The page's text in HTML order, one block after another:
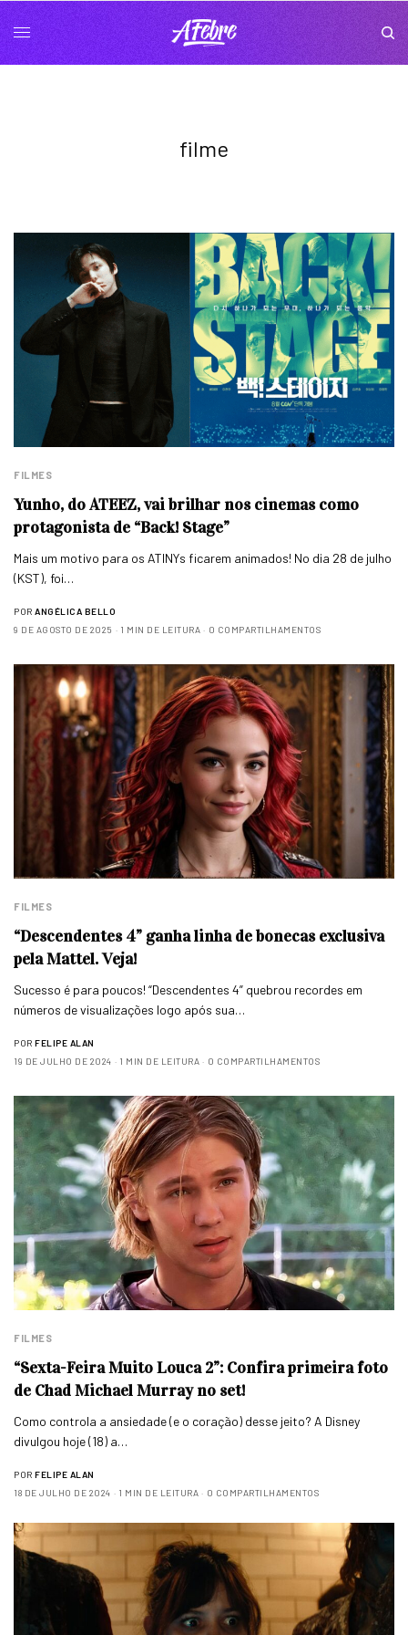
filme
FILMES
Yunho, do ATEEZ, vai brilhar nos cinemas como
protagonista de “Back! Stage”
Mais um motivo para os ATINYs ficarem animados! No dia 28 de julho
(KST), foi…
POR ANGÉLICA BELLO
9 DE AGOSTO DE 2025
1 MIN DE LEITURA 0 COMPARTILHAMENTOS
FILMES
“Descendentes 4” ganha linha de bonecas exclusiva
pela Mattel. Veja!
Sucesso é para poucos! “Descendentes 4” quebrou recordes em
números de visualizações logo após sua…
POR FELIPE ALAN
19 DE JULHO DE 2024
1 MIN DE LEITURA 0 COMPARTILHAMENTOS
FILMES
“Sexta-Feira Muito Louca 2”: Confira primeira foto
de Chad Michael Murray no set!
Como controla a ansiedade (e o coração) desse jeito? A Disney
divulgou hoje (18) a…
POR FELIPE ALAN
18 DE JULHO DE 2024
1 MIN DE LEITURA 0 COMPARTILHAMENTOS